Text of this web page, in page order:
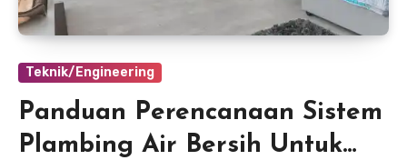
Teknik/Engineering
Panduan Perencanaan Sistem
Plambing Air Bersih Untuk